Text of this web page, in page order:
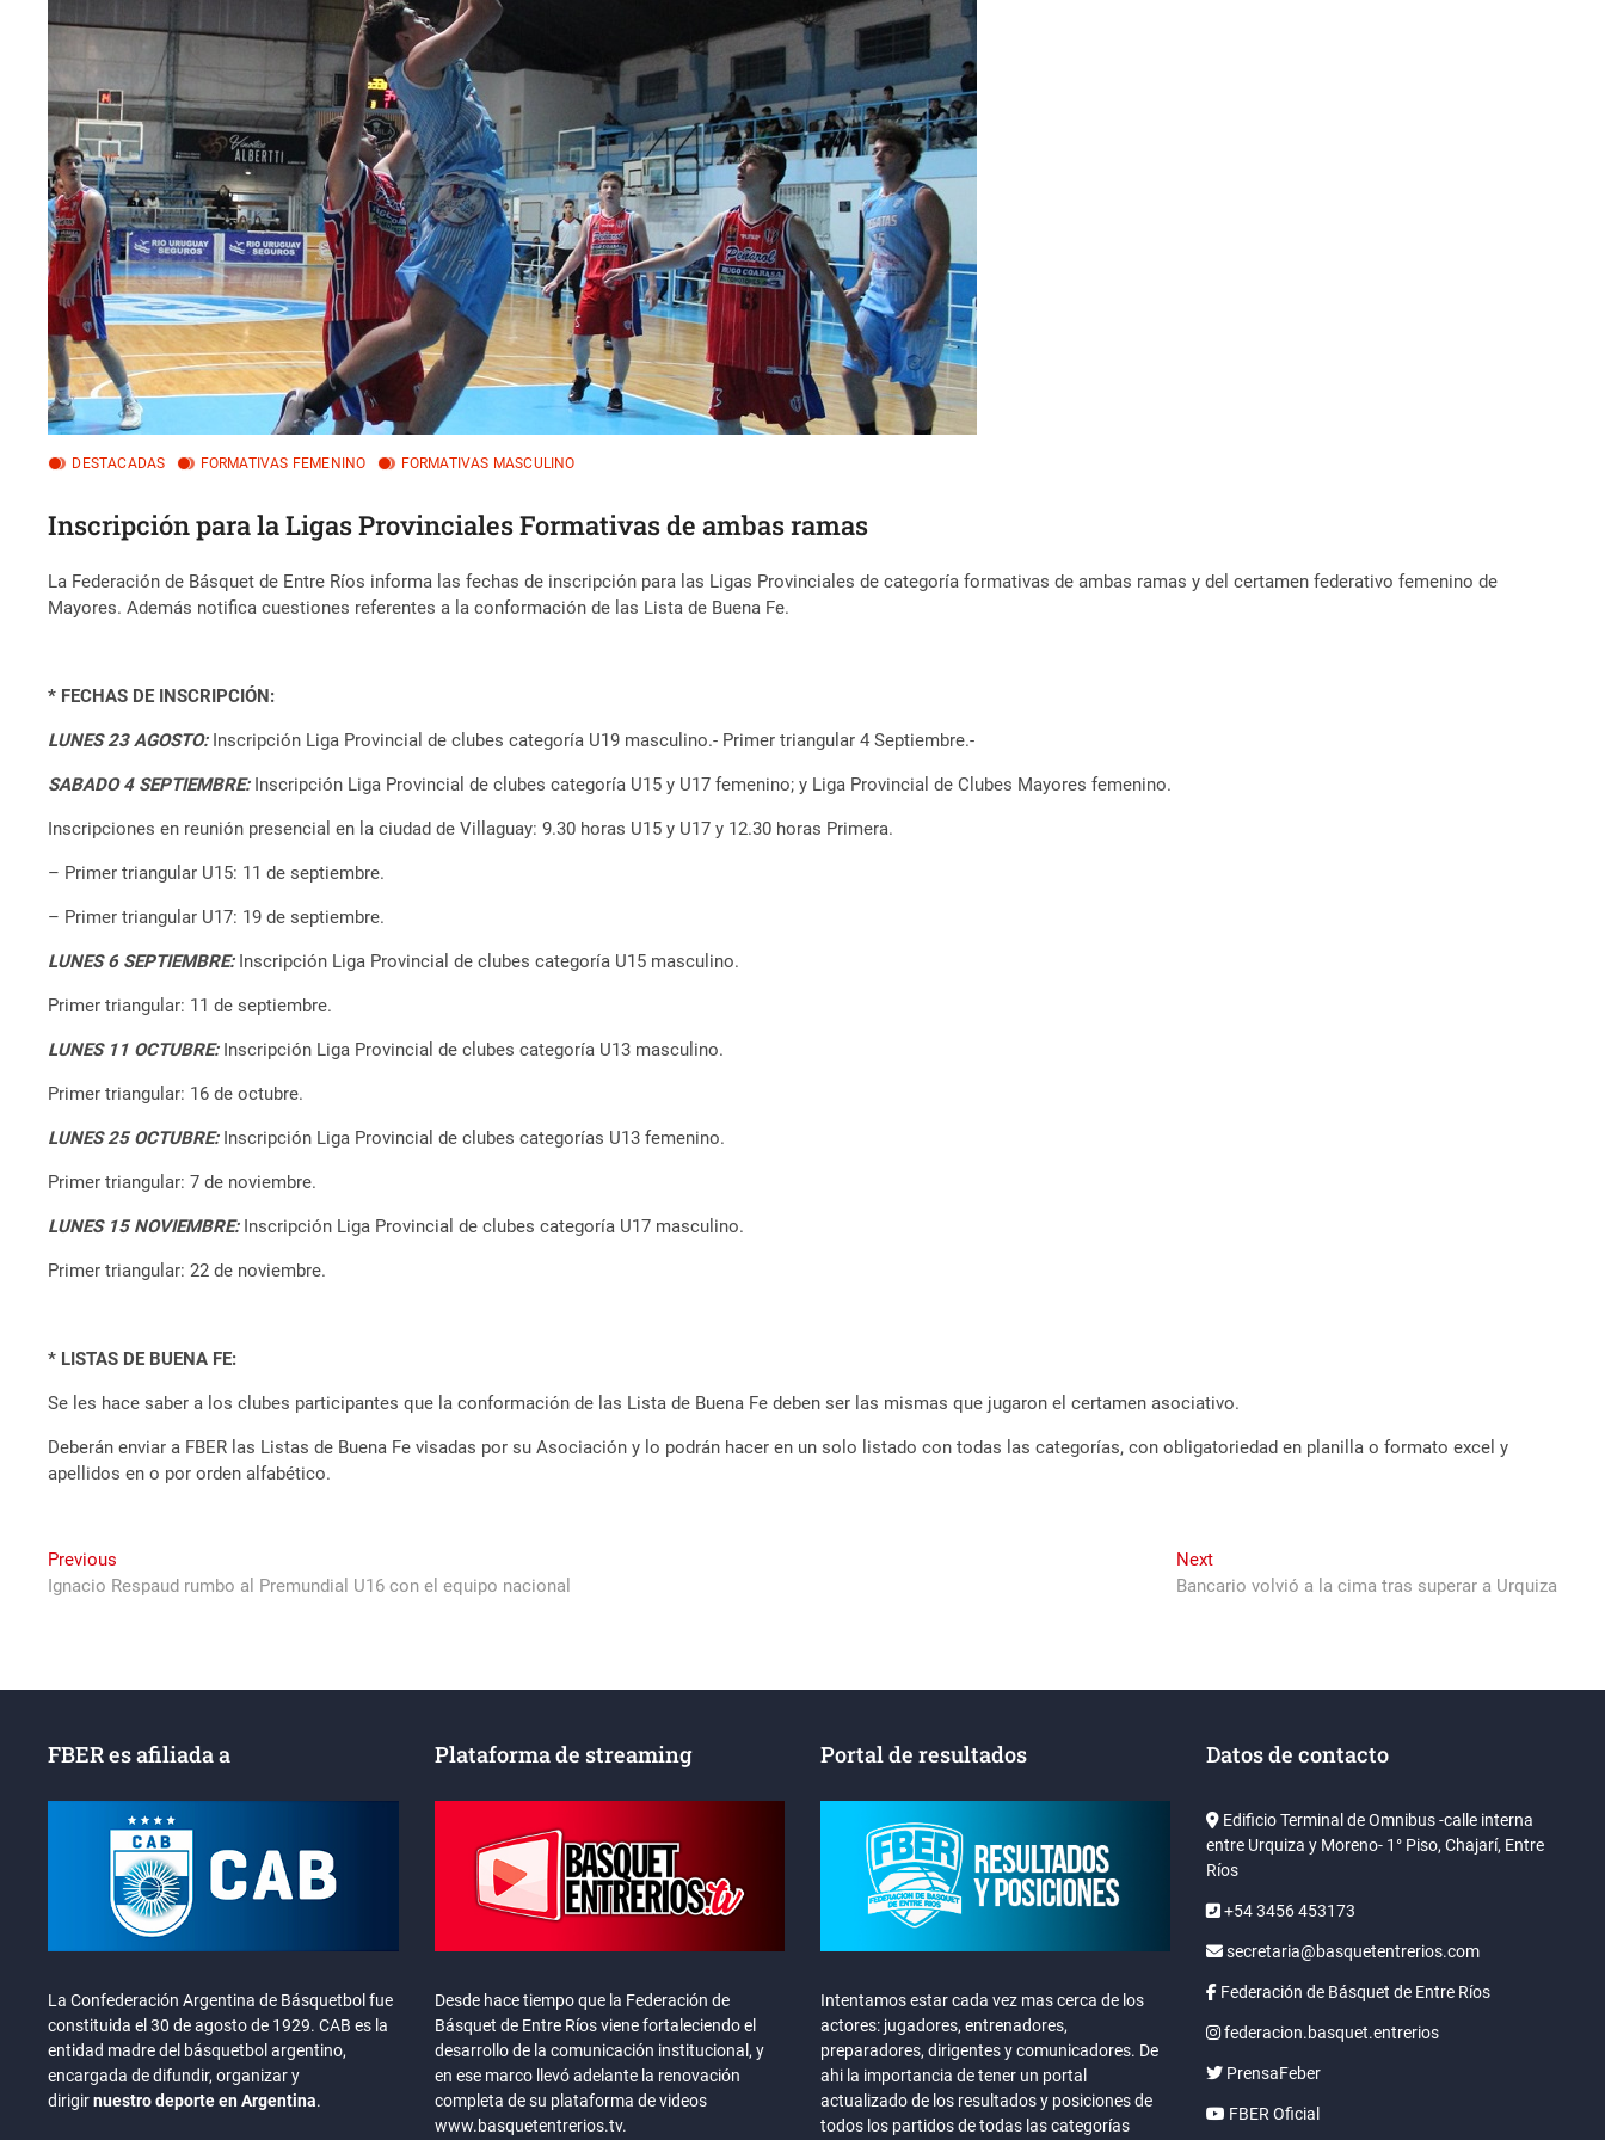
DESTACADAS FORMATIVAS FEMENINO FORMATIVAS MASCULINO
Inscripción para la Ligas Provinciales Formativas de ambas ramas
La Federación de Básquet de Entre Ríos informa las fechas de inscripción para las Ligas Provinciales de categoría formativas de ambas ramas y del certamen federativo femenino de
Mayores. Además notifica cuestiones referentes a la conformación de las Lista de Buena Fe.
* FECHAS DE INSCRIPCIÓN:
LUNES 23 AGOSTO: Inscripción Liga Provincial de clubes categoría U19 masculino.- Primer triangular 4 Septiembre.-
SABADO 4 SEPTIEMBRE:Inscripción Liga Provincial de clubes categoría U15 y U17 femenino; y Liga Provincial de Clubes Mayores femenino.
Inscripciones en reunión presencial en la ciudad de Villaguay: 9.30 horas U15 y U17 y 12.30 horas Primera.
– Primer triangular U15: 11 de septiembre.
– Primer triangular U17: 19 de septiembre.
LUNES 6 SEPTIEMBRE:Inscripción Liga Provincial de clubes categoría U15 masculino.
Primer triangular: 11 de septiembre.
LUNES 11 OCTUBRE:Inscripción Liga Provincial de clubes categoría U13 masculino.
Primer triangular: 16 de octubre.
LUNES 25 OCTUBRE:Inscripción Liga Provincial de clubes categorías U13 femenino.
Primer triangular: 7 de noviembre.
LUNES 15 NOVIEMBRE: Inscripción Liga Provincial de clubes categoría U17 masculino.
Primer triangular: 22 de noviembre.
* LISTAS DE BUENA FE:
Se les hace saber a los clubes participantes que la conformación de las Lista de Buena Fe deben ser las mismas que jugaron el certamen asociativo.
Deberán enviar a FBER las Listas de Buena Fe visadas por su Asociación y lo podrán hacer en un solo listado con todas las categorías, con obligatoriedad en planilla o formato excel y
apellidos en o por orden alfabético.
Navegación
de
Previous
post:
Ignacio Respaud rumbo al Premundial U16 con el equipo nacional
NextNext
post:
Bancario volvió a la cima tras superar a Urquiza
FBER es afiliada a
La Confederación Argentina de Básquetbol fue
constituida el 30 de agosto de 1929. CAB es la
entidad madre del básquetbol argentino,
encargada de difundir, organizar y
dirigirnuestro deporte en Argentina.
Plataforma de streaming
Desde hace tiempo que la Federación de
Básquet de Entre Ríos viene fortaleciendo el
desarrollo de la comunicación institucional, y
en ese marco llevó adelante la renovación
completa de su plataforma de videos
www.basquetentrerios.tv.
Portal de resultados
Intentamos estar cada vez mas cerca de los
actores: jugadores, entrenadores,
preparadores, dirigentes y comunicadores. De
ahi la importancia de tener un portal
actualizado de los resultados y posiciones de
todos los partidos de todas las categorías
Datos de contacto
Edificio Terminal de Omnibus -calle interna
entre Urquiza y Moreno- 1° Piso, Chajarí, Entre
Ríos
+54 3456 453173
secretaria@basquetentrerios.com
Federación de Básquet de Entre Ríos
federacion.basquet.entrerios
PrensaFeber
FBER Oficial